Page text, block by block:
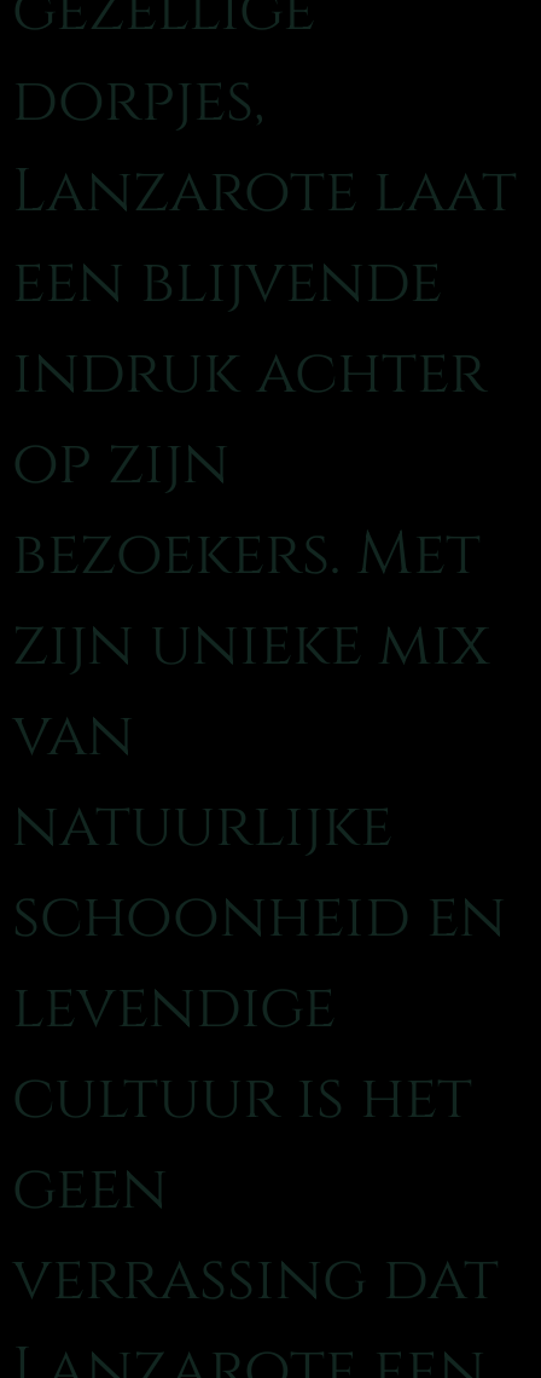
dorpjes,
Lanzarote laat
een blijvende
indruk achter
op zijn
bezoekers. Met
zijn unieke mix
van
natuurlijke
schoonheid en
levendige
cultuur is het
geen
verrassing dat